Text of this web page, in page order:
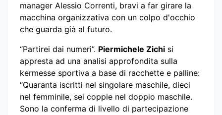
manager Alessio Correnti, bravi a far girare la
macchina organizzativa con un colpo d'occhio
che guarda già al futuro.
“Partirei dai numeri”. Piermichele Zichi si
appresta ad una analisi approfondita sulla
kermesse sportiva a base di racchette e palline:
“Quaranta iscritti nel singolare maschile, dieci
nel femminile, sei coppie nel doppio maschile.
Sono la conferma di livello di partecipazione